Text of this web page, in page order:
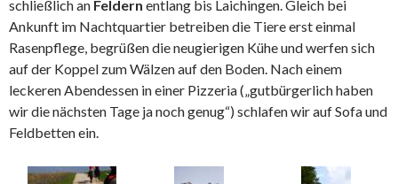
schließlich an Feldern entlang bis Laichingen. Gleich bei
Ankunft im Nachtquartier betreiben die Tiere erst einmal
Rasenpflege, begrüßen die neugierigen Kühe und werfen sich
auf der Koppel zum Wälzen auf den Boden. Nach einem
leckeren Abendessen in einer Pizzeria („gutbürgerlich haben
wir die nächsten Tage ja noch genug“) schlafen wir auf Sofa und
Feldbetten ein.